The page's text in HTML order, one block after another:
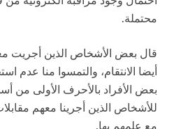
محتملة.
قال بعض الأشخاص الذين أجريت
أيضا الانتقام، والتمسوا منا عدم
بعض الأفراد بالأحرف الأولى من
للأشخاص الذين أجرينا معهم